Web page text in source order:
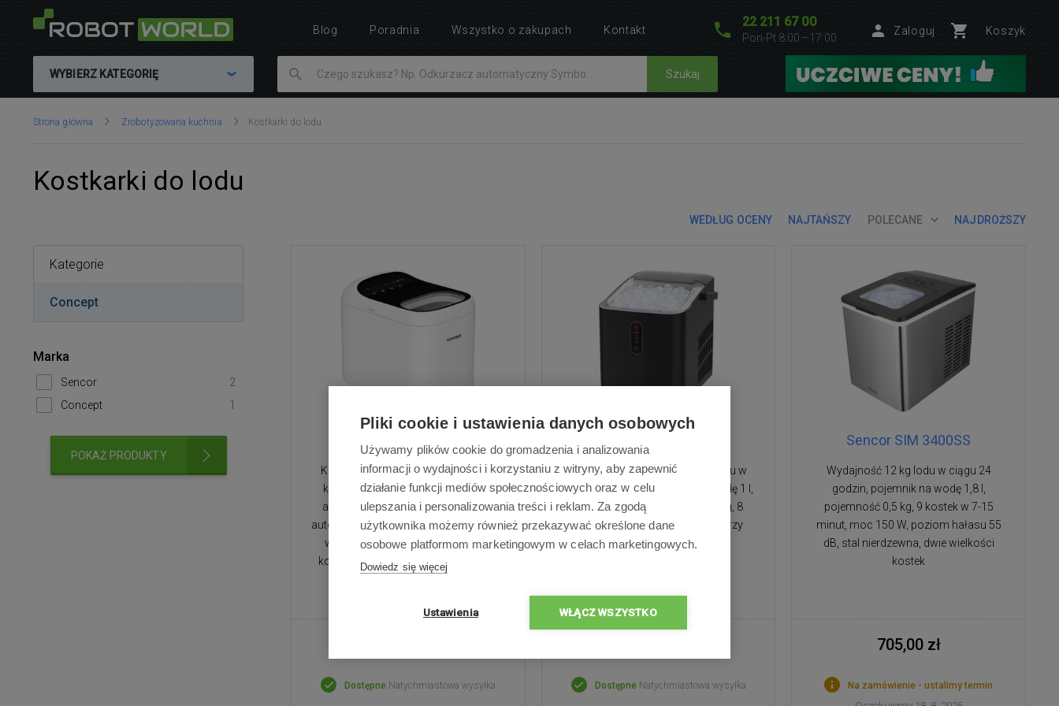
22 211 67 00
Pon-Pt 8:00—17:00
Zaloguj Koszyk
WYBIERZ KATEGORIĘ Szukaj
Znajdujesz
Strona główna Zrobotyzowana kuchnia Kostkarki do lodu
Kostkarki do lodu
WEDŁUG OCENY NAJTAŃSZY POLECANE NAJDROŻSZY
Kostkarka do lodu o wydajności 15
kg/dzień, lampa UV do dezynfekcji,
aplikacja mobilna, panel dotykowy,
automatyczne czyszczenie, zbiornik na
wodę 2 l, pojemnik na lód 0,6 kg, 9
kostek w 6-8 min., 2 rozmiary kostek
Dostępne Natychmiastowa wysyłka
Zdolność produkcyjna 12 kg lodu w
ciągu 24 godzin, pojemnik na wodę 1 l,
pojemność magazynowa 0,6 kg, 8
kostek w 6 minut, moc 120 W przy
poziomie hałasu 50 dB
Dostępne Natychmiastowa wysyłka
Sencor SIM 3400SS
Wydajność 12 kg lodu w ciągu 24
godzin, pojemnik na wodę 1,8 l,
pojemność 0,5 kg, 9 kostek w 7-15
minut, moc 150 W, poziom hałasu 55
dB, stal nierdzewna, dwie wielkości
kostek
705,00 zł
Na zamówienie - ustalimy termin
Kategorie
Concept
Marka
Sencor
2
Concept
1
POKAŻ PRODUKTY
Blog Poradnia Wszystko o zakupach Kontakt
Pliki cookie i ustawienia danych osobowych
Używamy plików cookie do gromadzenia i analizowania
informacji o wydajności i korzystaniu z witryny, aby zapewnić
działanie funkcji mediów społecznościowych oraz w celu
ulepszania i personalizowania treści i reklam. Za zgodą
użytkownika możemy również przekazywać określone dane
osobowe platformom marketingowym w celach marketingowych.
Dowiedz się więcej
Ustawienia WŁĄCZ WSZYSTKO